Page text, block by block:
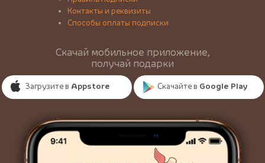
Контакты и реквизиты
Способы оплаты подписки
Скачай мобильное приложение,
получай подарки
Загрузите в Appstore Скачайте в Google Play